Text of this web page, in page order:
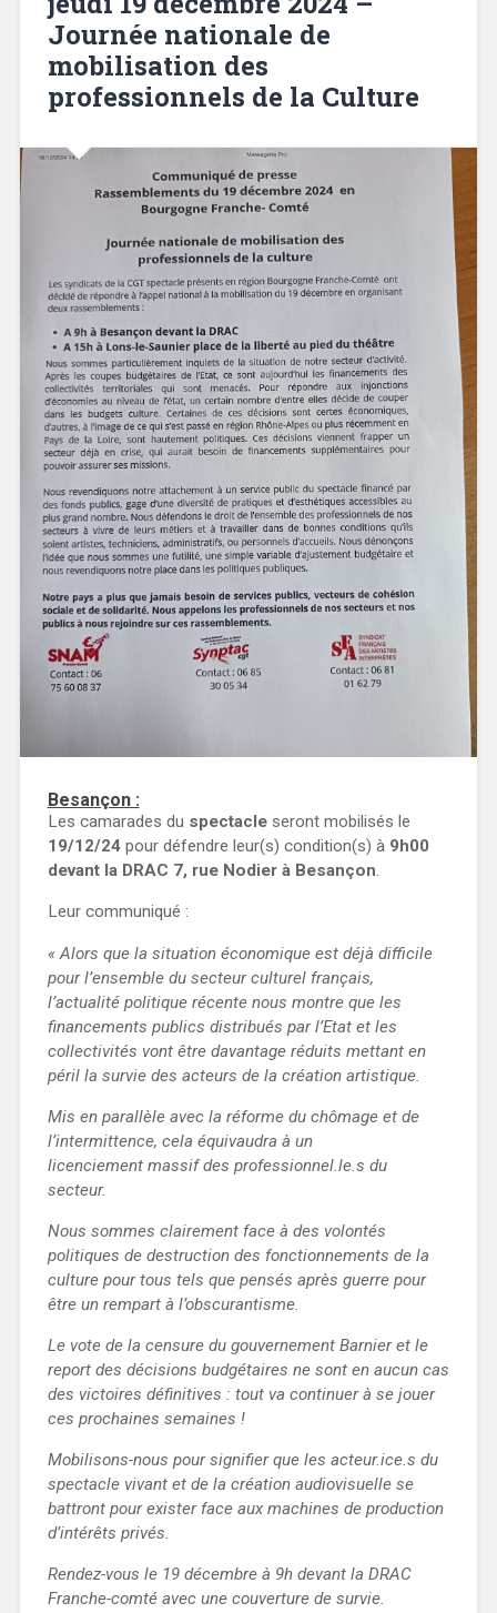
Journée nationale de
mobilisation des
professionnels de la Culture
Besançon :
Les camarades du spectacle seront mobilisés le
19/12/24pour défendre leur(s) condition(s) à 9h00
devant la DRAC 7, rue Nodier à Besançon.
Leur communiqué :
« Alors que la situation économique est déjà difficile
pour l’ensemble du secteur culturel français,
l’actualité politique récente nous montre que les
financements publics distribués par l’Etat et les
collectivités vont être davantage réduits mettant en
péril la survie des acteurs de la création artistique.
Mis en parallèle avec la réforme du chômage et de
l’intermittence, cela équivaudra à un
licenciement massif des professionnel.le.s du
secteur.
Nous sommes clairement face à des volontés
politiques de destruction des fonctionnements de la
culture pour tous tels que pensés après guerre pour
être un rempart à l’obscurantisme.
Le vote de la censure du gouvernement Barnier et le
report des décisions budgétaires ne sont en aucun cas
des victoires définitives : tout va continuer à se jouer
ces prochaines semaines !
Mobilisons-nous pour signifier que les acteur.ice.s du
spectacle vivant et de la création audiovisuelle se
battront pour exister face aux machines de production
d’intérêts privés.
Rendez-vous le 19 décembre à 9h devant la DRAC
Franche-comté avec une couverture de survie.